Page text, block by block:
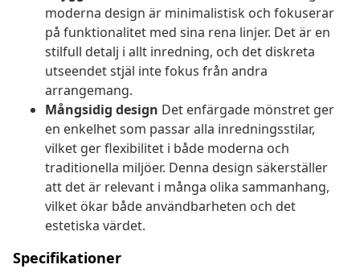
moderna design är minimalistisk och fokuserar
på funktionalitet med sina rena linjer. Det är en
stilfull detalj i allt inredning, och det diskreta
utseendet stjäl inte fokus från andra
arrangemang.
Mångsidig design Det enfärgade mönstret ger
en enkelhet som passar alla inredningsstilar,
vilket ger flexibilitet i både moderna och
traditionella miljöer. Denna design säkerställer
att det är relevant i många olika sammanhang,
vilket ökar både användbarheten och det
estetiska värdet.
Specifikationer